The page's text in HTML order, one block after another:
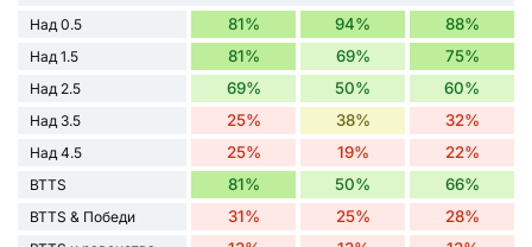
Над 0.5
81% 94% 88%
Над 1.5 81% 69% 75%
Над 2.5 69% 50% 60%
Над 3.5 25% 38% 32%
Над 4.5 25% 19% 22%
BTTS 81% 50% 66%
BTTS & Победи 31% 25% 28%